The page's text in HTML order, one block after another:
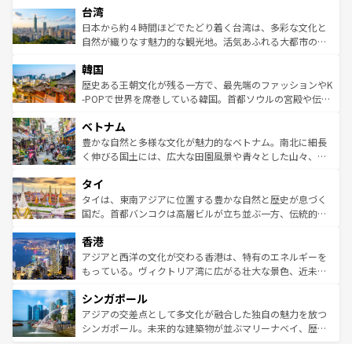
ならではの贅沢な旅のスタイルだ。 なお、新着のアメリカ
情報はコンテンツ一覧を参照してほしい。
れるおもてなしの心で訪れる人々を迎えてくれるハワイの
人々、おいしいローカルフードやハワイアンミュージッ
ク、伝統的なフラダンスなど、すべてがハワイの魅力を彩
ワイを、存分に味わってほしい。 なお、新着のハワイ情報
はコンテンツ一覧を参照してほしい。
リアリーフや大陸中央部にそびえるウルル（エアーズロッ
ク）、タスマニアの美しい原生林やケアンズの熱帯雨林な
ど、見どころがたくさん。また、カフェやワイン、オージ
いる。アクティビティも充実しており、サーフィンやダイ
ビング、ハイキングなど、アウトドア好きにはたまらな
い。オーストラリアの多彩な魅力を存分に味わいつくそ
参照してほしい。
台湾
日本から約４時間ほどでたどり着く台湾は、多彩な文化と
自然が織りなす魅力的な観光地。活気あふれる大都市の台
ン）、静ひつな山岳地帯である台湾東部など、都市の喧騒
と山間の静けさが共存しており、訪れる人に新しい発見と
驚きをもたらしてくれる。また、奥深い台湾の食文化も魅
容にもいいと評判のスイーツなど、バラエティ豊かな料理
が味わえる。 なお、新着の台湾情報は コンテンツ一覧を参
照してほしい。
韓国
歴史ある王朝文化が残る一方で、最先端のファッションやK
-POPで世界を席巻している韓国。首都ソウルの宮殿や伝統
き、地方に足を延ばせば四季折々の自然美を楽しむことが
できる。そして、キムチや焼肉、絶品のストリートフード
まで、さまざまな韓国料理が待っている。夜には、韓国な
リティに包まれながら、韓国の多彩な魅力を心ゆくまで味
わってみてほしい。 なお、新着の韓国情報はコンテンツ一
覧を参照してほしい。
ベトナム
豊かな自然と多様な文化が魅力的なベトナム。南北に細長
く伸びる国土には、広大な田園風景や青々とした山々、世
急速な発展と共に伝統が息づく。ハノイの古い町並みやホ
ーチミン市のフランス統治時代の建物も、独特の雰囲気を
醸し出している。また、バラエティの豊かさとおいしさで
とつ。フォーやバインミー、ベトナムコーヒーなどは、ぜ
ひ現地で味わいたい。どの地域を訪れてもあたたかい人々
が旅行者を迎えてくれるので、きっと忘れられない旅にな
参照してほしい。
タイ
タイは、東南アジアに位置する豊かな自然と歴史が息づく
国だ。首都バンコクは高層ビルが立ち並ぶ一方、伝統的な
の活気が交差している。北部ではチェンマイなどの山岳地
帯で自然と触れ合い、南部ではプーケットやクラビの美し
いビーチでリゾート気分を楽しむことができる。タイ料理
激する。気候は一年中温暖で、どの季節にも異なる楽しみ
が待っている。親しみやすいタイの人々、仏教を中心とし
た文化、そして多様な観光資源が、訪れる旅人を魅了し続
香港
アジアと西洋の文化が交わる香港は、特有のエネルギーを
もっている。ヴィクトリア湾に広がる壮大な景色、近未来
み、どこを訪れても感動するはず。観光スポットが密集し
ており、効率よく見どころを回れるのも魅力。息をのむよ
うな絶景から文化的な体験まで、香港を存分に楽しみ尽く
シンガポール
アジアの交差点として多文化が融合した独自の魅力を放つ
シンガポール。未来的な建築物が並ぶマリーナベイ、歴史